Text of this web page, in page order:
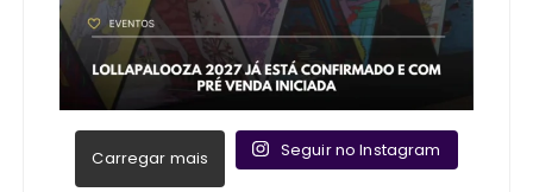
Carregar mais Seguir no Instagram